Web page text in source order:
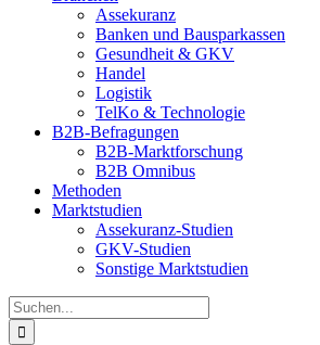
Assekuranz
Banken und Bausparkassen
Gesundheit & GKV
Handel
Logistik
TelKo & Technologie
B2B-Befragungen
B2B-Marktforschung
B2B Omnibus
Methoden
Marktstudien
Assekuranz-Studien
GKV-Studien
Sonstige Marktstudien
Suche
nach: